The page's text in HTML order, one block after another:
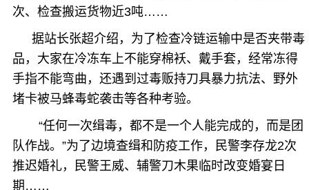
次、检查搬运货物近3吨……
据站长张超介绍，为了检查冷链运输中是否夹带毒
品，大家在冷冻车上不能穿棉袄、戴手套，经常冻得
手指不能弯曲，还遇到过毒贩持刀具暴力抗法、野外
堵卡被马蜂毒蛇袭击等各种考验。
“任何一次缉毒，都不是一个人能完成的，而是团
队作战。”为了边境查缉和防疫工作，民警李存龙2次
推迟婚礼，民警王威、辅警刀木果临时改变婚宴日
期……